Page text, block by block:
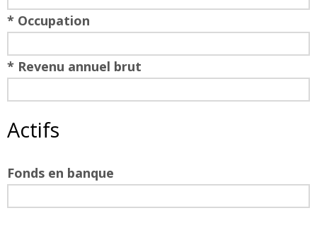
* Occupation
* Revenu annuel brut
Actifs
Fonds en banque